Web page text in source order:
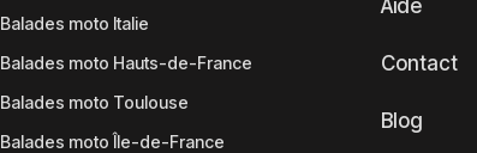
Balades moto Italie
Balades moto Hauts-de-France
Balades moto Toulouse
Balades moto Île-de-France
Aide
Contact
Blog